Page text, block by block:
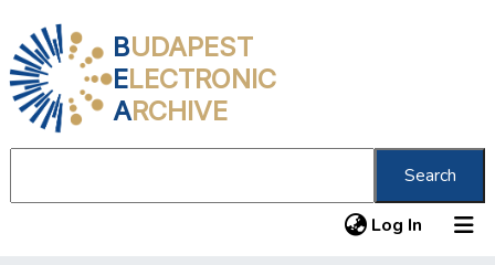
BUDAPEST
ELECTRONIC
ARCHIVE
Search
Log In (current)